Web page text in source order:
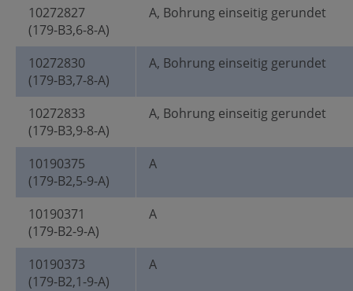
10272827
(179-B3,6-8-A)
A, Bohrung einseitig gerundet
10272830
(179-B3,7-8-A)
A, Bohrung einseitig gerundet
10272833
(179-B3,9-8-A)
A, Bohrung einseitig gerundet
10190375
(179-B2,5-9-A)
A
10190371
(179-B2-9-A)
A
10190373
(179-B2,1-9-A)
A